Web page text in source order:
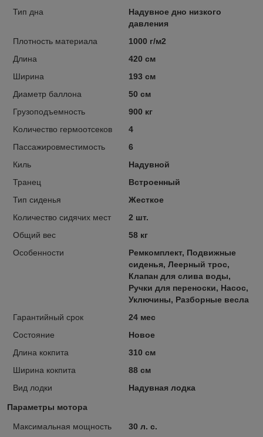
Тип дна
Надувное дно низкого
давления
Плотность материала
1000 г/м2
Длина
420 см
Ширина
193 см
Диаметр баллона
50 см
Грузоподъемность
900 кг
Kоличество гермоотсеков
4
Пассажировместимость
6
Киль
Надувной
Транец
Встроенный
Тип сиденья
Жесткое
Количество сидячих мест
2 шт.
Общий вес
58 кг
Особенности
Ремкомплект, Подвижные
сиденья, Леерный трос,
Клапан для слива воды,
Ручки для переноски, Насос,
Уключины, Разборные весла
Гарантийный срок
24 мес
Состояние
Новое
Длина кокпита
310 см
Ширина кокпита
88 см
Вид лодки
Надувная лодка
Параметры мотора
Максимальная мощность
30 л. с.